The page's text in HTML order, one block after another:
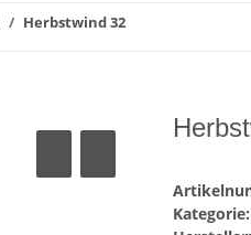
Herbstwind 32
Kategorie: